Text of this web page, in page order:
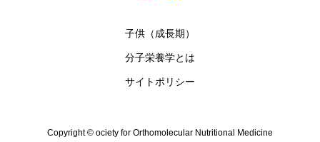
子供（成長期）
分子栄養学とは
サイトポリシー
Copyright © ociety for Orthomolecular Nutritional Medicine